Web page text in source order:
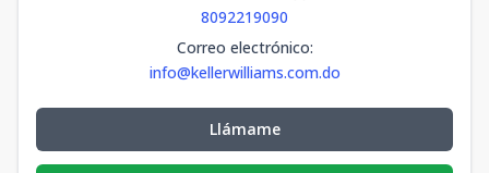
8092219090
Correo electrónico:
info@kellerwilliams.com.do
Llámame